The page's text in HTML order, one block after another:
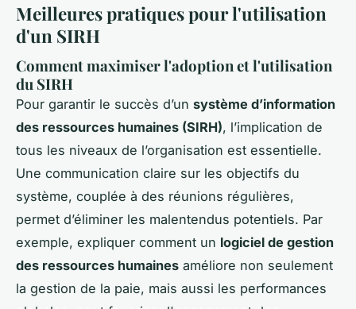
Meilleures pratiques pour l'utilisation
d'un SIRH
Comment maximiser l'adoption et l'utilisation
du SIRH
Pour garantir le succès d’un système d’information
des ressources humaines (SIRH), l’implication de
tous les niveaux de l’organisation est essentielle.
Une communication claire sur les objectifs du
système, couplée à des réunions régulières,
permet d’éliminer les malentendus potentiels. Par
exemple, expliquer comment un logiciel de gestion
des ressources humaines améliore non seulement
la gestion de la paie, mais aussi les performances